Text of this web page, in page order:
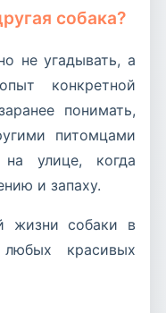
собака?
не угадывать, а
конкретной
понимать,
питомцами
улице, когда
и запаху.
жизни собаки в
красивых